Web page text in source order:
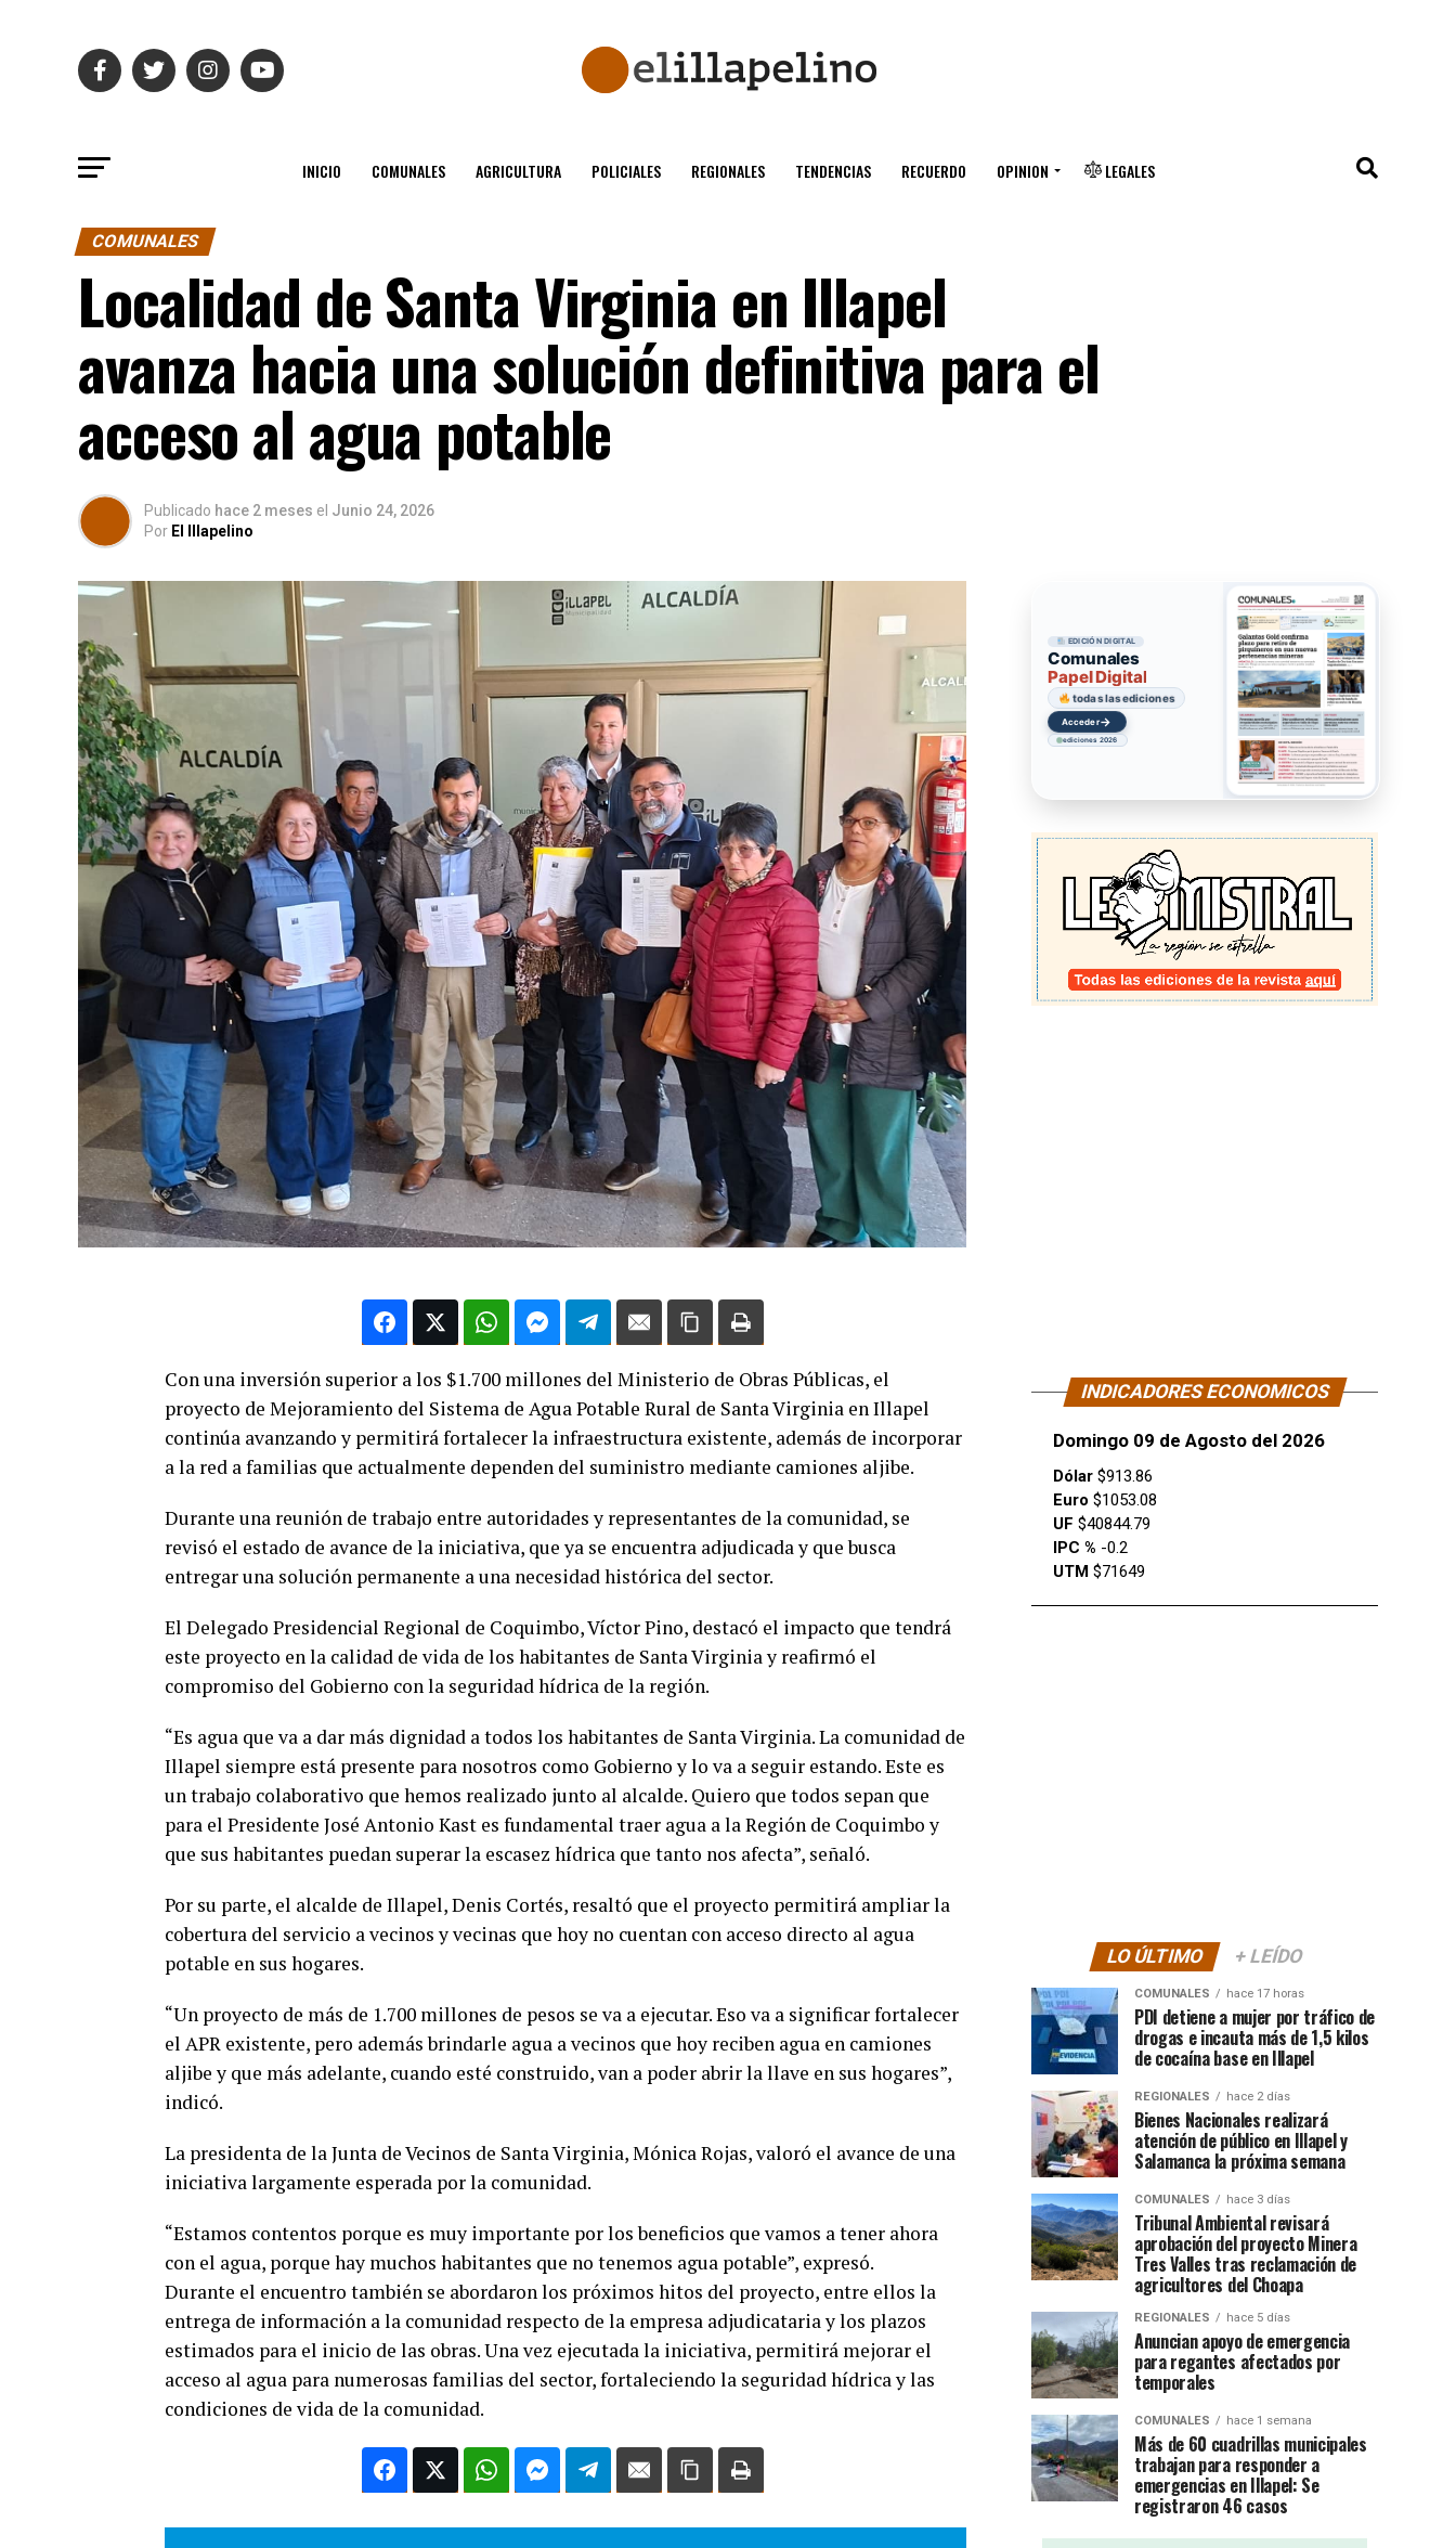
INICIO COMUNALES AGRICULTURA POLICIALES REGIONALES TENDENCIAS RECUERDO OPINION LEGALES
COMUNALES
Localidad de Santa Virginia en Illapel
avanza hacia una solución definitiva para el
acceso al agua potable
Publicado hace 2 meses el Junio 24, 2026
Por El Illapelino
Con una inversión superior a los $1.700 millones del Ministerio de Obras Públicas, el
proyecto de Mejoramiento del Sistema de Agua Potable Rural de Santa Virginia en Illapel
continúa avanzando y permitirá fortalecer la infraestructura existente, además de incorporar
a la red a familias que actualmente dependen del suministro mediante camiones aljibe.
Durante una reunión de trabajo entre autoridades y representantes de la comunidad, se
revisó el estado de avance de la iniciativa, que ya se encuentra adjudicada y que busca
entregar una solución permanente a una necesidad histórica del sector.
El Delegado Presidencial Regional de Coquimbo, Víctor Pino, destacó el impacto que tendrá
este proyecto en la calidad de vida de los habitantes de Santa Virginia y reafirmó el
compromiso del Gobierno con la seguridad hídrica de la región.
“Es agua que va a dar más dignidad a todos los habitantes de Santa Virginia. La comunidad de
Illapel siempre está presente para nosotros como Gobierno y lo va a seguir estando. Este es
un trabajo colaborativo que hemos realizado junto al alcalde. Quiero que todos sepan que
para el Presidente José Antonio Kast es fundamental traer agua a la Región de Coquimbo y
que sus habitantes puedan superar la escasez hídrica que tanto nos afecta”, señaló.
Por su parte, el alcalde de Illapel, Denis Cortés, resaltó que el proyecto permitirá ampliar la
cobertura del servicio a vecinos y vecinas que hoy no cuentan con acceso directo al agua
potable en sus hogares.
“Un proyecto de más de 1.700 millones de pesos se va a ejecutar. Eso va a significar fortalecer
el APR existente, pero además brindarle agua a vecinos que hoy reciben agua en camiones
aljibe y que más adelante, cuando esté construido, van a poder abrir la llave en sus hogares”,
indicó.
La presidenta de la Junta de Vecinos de Santa Virginia, Mónica Rojas, valoró el avance de una
iniciativa largamente esperada por la comunidad.
“Estamos contentos porque es muy importante por los beneficios que vamos a tener ahora
con el agua, porque hay muchos habitantes que no tenemos agua potable”, expresó.
Durante el encuentro también se abordaron los próximos hitos del proyecto, entre ellos la
entrega de información a la comunidad respecto de la empresa adjudicataria y los plazos
estimados para el inicio de las obras. Una vez ejecutada la iniciativa, permitirá mejorar el
acceso al agua para numerosas familias del sector, fortaleciendo la seguridad hídrica y las
condiciones de vida de la comunidad.
EDICIÓN DIGITAL
Comunales
Papel Digital
todas las ediciones
Acceder→
ediciones 2026
INDICADORES ECONOMICOS
Domingo 09 de Agosto del 2026
Dólar $913.86
Euro $1053.08
UF $40844.79
IPC % -0.2
UTM $71649
LO ÚLTIMO + LEÍDO
COMUNALES hace 17 horas
PDI detiene a mujer por tráfico de
drogas e incauta más de 1,5 kilos
de cocaína base en Illapel
REGIONALES hace 2 días
Bienes Nacionales realizará
atención de público en Illapel y
Salamanca la próxima semana
COMUNALES hace 3 días
Tribunal Ambiental revisará
aprobación del proyecto Minera
Tres Valles tras reclamación de
agricultores del Choapa
REGIONALES hace 5 días
Anuncian apoyo de emergencia
para regantes afectados por
temporales
COMUNALES hace 1 semana
Más de 60 cuadrillas municipales
trabajan para responder a
emergencias en Illapel: Se
registraron 46 casos